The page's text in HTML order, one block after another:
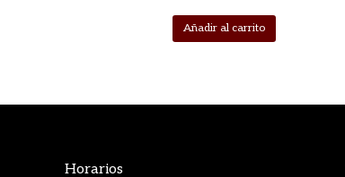
Añadir al carrito
Horarios